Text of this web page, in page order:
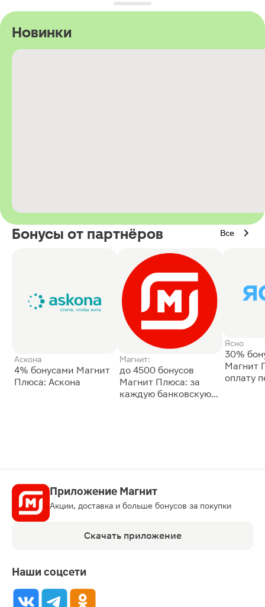
Новинки
Бонусы от партнёров Все
Аскона
4% бонусами Магнит
Плюса: Аскона
Магнит:
до 4500 бонусов
Магнит Плюса: за
каждую банковскую
Ясно
30%
Магнит
оплату
Приложение Магнит
Акции, доставка и больше бонусов за покупки
Скачать приложение
Наши соцсети